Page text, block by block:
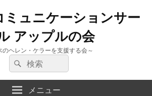
ミュニケーションサー
アップルの会
のヘレン・ケラーを支援する会～
検
索:
検
索
メニュー